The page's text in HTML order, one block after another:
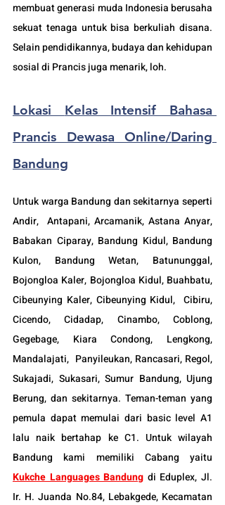
membuat generasi muda Indonesia berusaha
sekuat tenaga untuk bisa berkuliah disana.
Selain pendidikannya, budaya dan kehidupan
sosial di Prancis juga menarik, loh.
Lokasi Kelas Intensif Bahasa
Prancis Dewasa Online/Daring
Bandung
Andir,  Antapani, Arcamanik, Astana Anyar,
Babakan Ciparay, Bandung Kidul, Bandung
Kulon, Bandung Wetan, Batununggal,
Bojongloa Kaler, Bojongloa Kidul, Buahbatu,
Cibeunying Kaler, Cibeunying Kidul,  Cibiru,
Cicendo, Cidadap, Cinambo, Coblong,
Gegebage, Kiara Condong, Lengkong,
Mandalajati,  Panyileukan, Rancasari, Regol,
Sukajadi, Sukasari, Sumur Bandung, Ujung
Berung, dan sekitarnya. Teman-teman yang
pemula dapat memulai dari basic level A1
lalu naik bertahap ke C1. Untuk wilayah
Kukche Languages Bandung di Eduplex, Jl.
Ir. H. Juanda No.84, Lebakgede, Kecamatan